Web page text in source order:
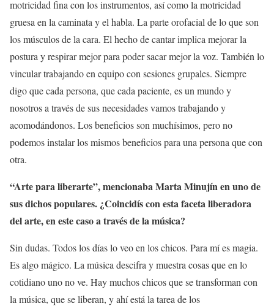
motricidad fina con los instrumentos, así como la motricidad
gruesa en la caminata y el habla. La parte orofacial de lo que son
los músculos de la cara. El hecho de cantar implica mejorar la
postura y respirar mejor para poder sacar mejor la voz. También lo
vincular trabajando en equipo con sesiones grupales. Siempre
digo que cada persona, que cada paciente, es un mundo y
nosotros a través de sus necesidades vamos trabajando y
acomodándonos. Los beneficios son muchísimos, pero no
podemos instalar los mismos beneficios para una persona que con
otra.
“Arte para liberarte”, mencionaba Marta Minujín en uno de
sus dichos populares. ¿Coincidís con esta faceta liberadora
del arte, en este caso a través de la música?
Sin dudas. Todos los días lo veo en los chicos. Para mí es magia.
Es algo mágico. La música descifra y muestra cosas que en lo
cotidiano uno no ve. Hay muchos chicos que se transforman con
la música, que se liberan, y ahí está la tarea de los